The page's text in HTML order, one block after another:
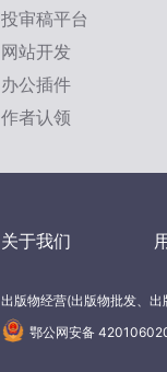
投审稿平台
网站开发
办公插件
作者认领
关于我们
出版物经营(出版物批发、
鄂公网安备